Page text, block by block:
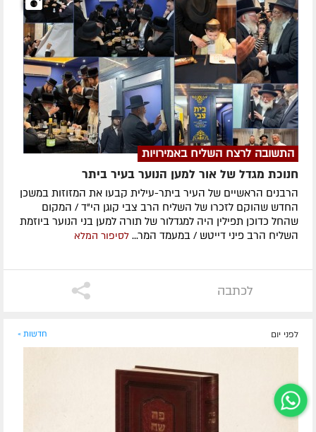
התשובה לרצח השליח באמירויות
חנוכת מגדל של אור למען הנוער בעיר ביתר
הרבנים הראשיים של העיר ביתר-עילית קבעו את המזוזות במשכן
החדש שהוקם לזכרו של השליח הרב צבי קוגן הי"ד / המקום
שהחל כדוכן תפילין היה למגדלור של תורה למען בני הנוער ביוזמת
השליח הרב פיני דייטש / במעמד המר... לסיפור המלא
לכתבה
לפני יום חדשות »